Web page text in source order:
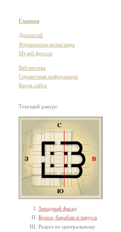
Главная
Дионисий
Ферапонтов монастырь
Музей фресок
Библиотека
Справочная информация
Карта сайта
Текущий ракурс
Западный фасад
Купол, барабан и паруса
Разрез по центральному